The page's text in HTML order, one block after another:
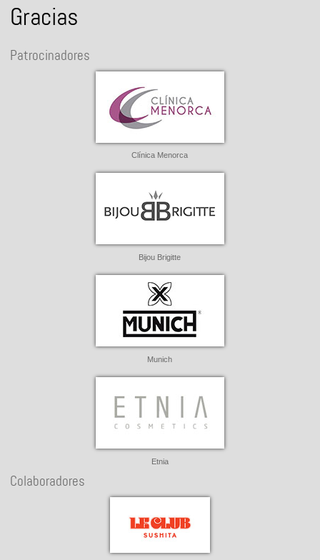
Gracias
Patrocinadores
Clínica Menorca
Bijou Brigitte
Munich
Etnia
Colaboradores